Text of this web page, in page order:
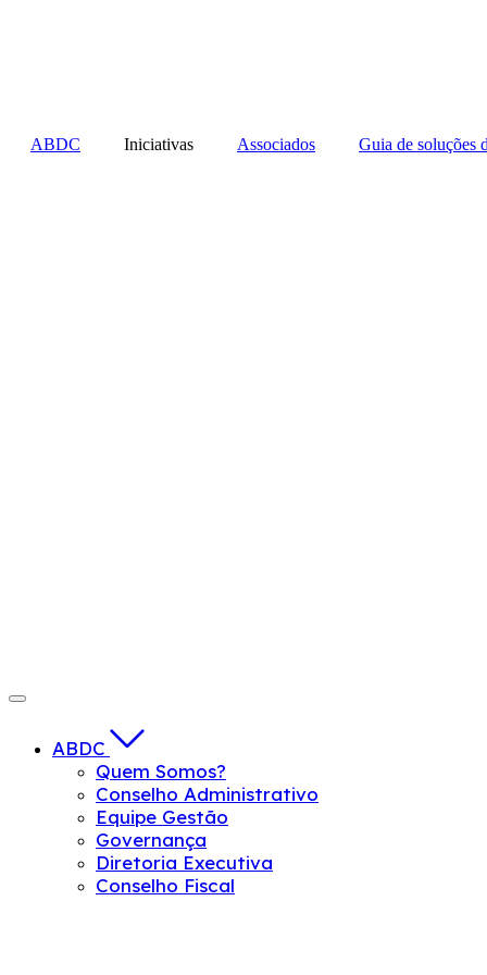
ABDC Iniciativas Associados Guia de soluções
ABDC
Quem Somos?
Conselho Administrativo
Equipe Gestão
Governança
Diretoria Executiva
Conselho Fiscal